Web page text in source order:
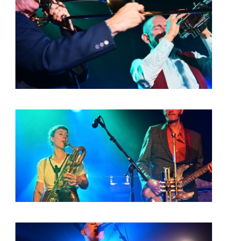
ARSEN TSKHAY
ERYN BOSMA
ESTHER
ELINE KAMMINGA
KAREN SAAMAN
ARNOUD HEIKENS